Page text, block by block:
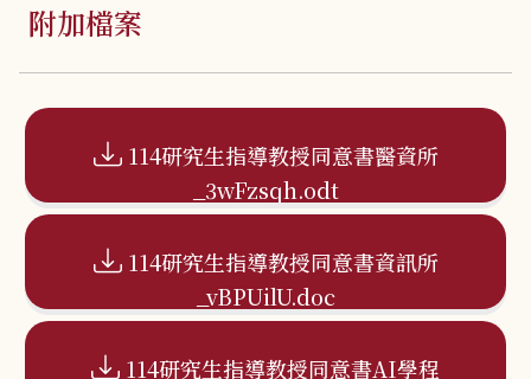
附加檔案
114研究生指導教授同意書醫資所
_3wFzsqh.odt
114研究生指導教授同意書資訊所
_vBPUilU.doc